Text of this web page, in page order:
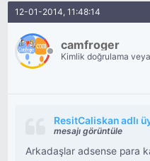
12-01-2014, 11:48:14
camfroger
Kimlik doğrulama
ResitCaliskan adlı
mesajı görüntüle
Arkadaşlar adsense para